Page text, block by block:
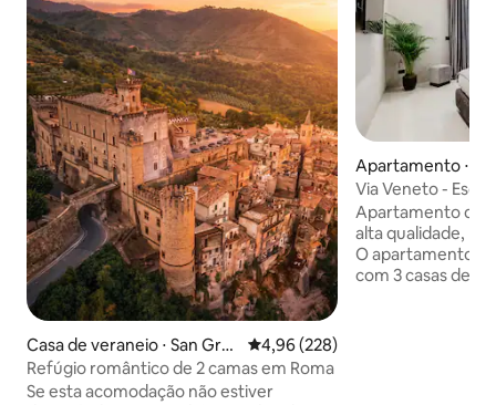
Casa de veraneio ⋅ San Gre
gorio da Sassola
4,96 de uma avaliação média de
4,96 (228)
Refúgio romântico de 2 camas em Roma
Se esta acomodação não estiver
Apartamento ⋅
Via Veneto -
Espanha -Roma
Apartamento de
alta qualidade,
O apartamento
com 3 casas de